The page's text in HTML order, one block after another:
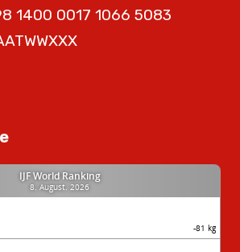
1400 0017 1066 5083